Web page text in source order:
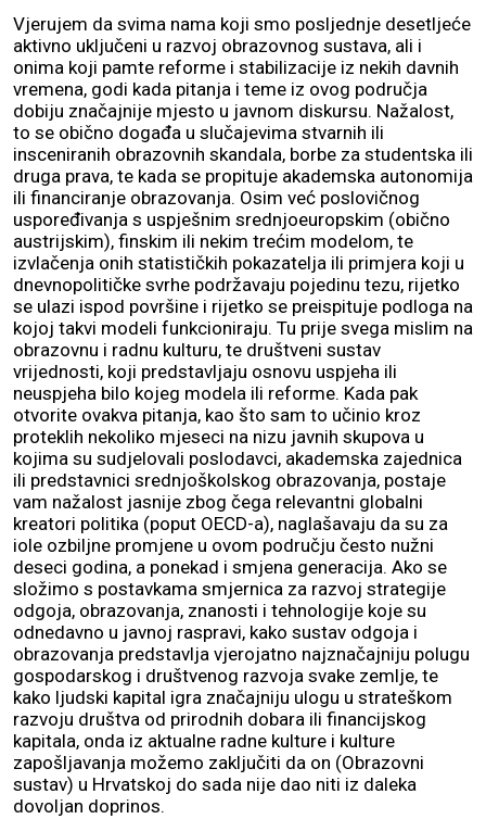
Vjerujem da svima nama koji smo posljednje desetljeće
aktivno uključeni u razvoj obrazovnog sustava, ali i
onima koji pamte reforme i stabilizacije iz nekih davnih
vremena, godi kada pitanja i teme iz ovog područja
dobiju značajnije mjesto u javnom diskursu. Nažalost,
to se obično događa u slučajevima stvarnih ili
insceniranih obrazovnih skandala, borbe za studentska ili
druga prava, te kada se propituje akademska autonomija
ili financiranje obrazovanja. Osim već poslovičnog
uspoređivanja s uspješnim srednjoeuropskim (obično
austrijskim), finskim ili nekim trećim modelom, te
izvlačenja onih statističkih pokazatelja ili primjera koji u
dnevnopolitičke svrhe podržavaju pojedinu tezu, rijetko
se ulazi ispod površine i rijetko se preispituje podloga na
kojoj takvi modeli funkcioniraju. Tu prije svega mislim na
obrazovnu i radnu kulturu, te društveni sustav
vrijednosti, koji predstavljaju osnovu uspjeha ili
neuspjeha bilo kojeg modela ili reforme. Kada pak
otvorite ovakva pitanja, kao što sam to učinio kroz
proteklih nekoliko mjeseci na nizu javnih skupova u
kojima su sudjelovali poslodavci, akademska zajednica
ili predstavnici srednjoškolskog obrazovanja, postaje
vam nažalost jasnije zbog čega relevantni globalni
kreatori politika (poput OECD-a), naglašavaju da su za
iole ozbiljne promjene u ovom području često nužni
deseci godina, a ponekad i smjena generacija. Ako se
složimo s postavkama smjernica za razvoj strategije
odgoja, obrazovanja, znanosti i tehnologije koje su
odnedavno u javnoj raspravi, kako sustav odgoja i
obrazovanja predstavlja vjerojatno najznačajniju polugu
gospodarskog i društvenog razvoja svake zemlje, te
kako ljudski kapital igra značajniju ulogu u strateškom
razvoju društva od prirodnih dobara ili financijskog
kapitala, onda iz aktualne radne kulture i kulture
zapošljavanja možemo zaključiti da on (Obrazovni
sustav) u Hrvatskoj do sada nije dao niti iz daleka
dovoljan doprinos.